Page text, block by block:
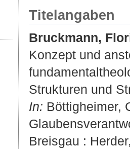
Titelangaben
Bruckmann,
Konzept und
Strukturen und
In: Böttigheimer,
Breisgau :